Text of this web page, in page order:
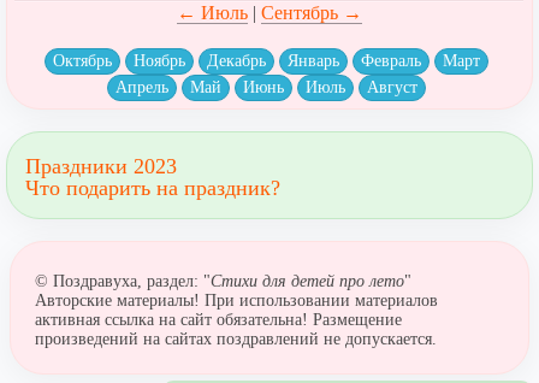
← Июль| Сентябрь →
Октябрь Ноябрь Декабрь Январь Февраль
Март
Апрель
Май Июнь Июль Август
Праздники 2023
Что подарить на праздник?
© Поздравуха, раздел: "Стихи для детей про лето"
Авторские материалы! При использовании материалов
активная ссылка на сайт обязательна! Размещение
произведений на сайтах поздравлений не допускается.